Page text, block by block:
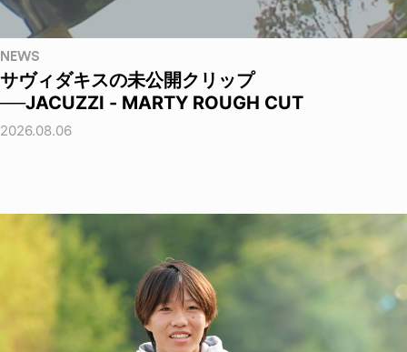
NEWS
サヴィダキスの未公開クリップ
──JACUZZI - MARTY ROUGH CUT
2026.08.06